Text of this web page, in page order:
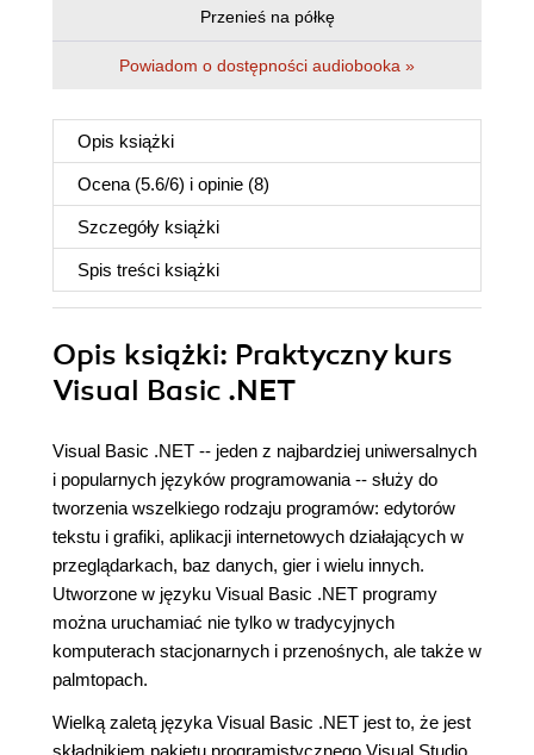
Przenieś na półkę
Powiadom o dostępności audiobooka »
Opis książki
Ocena (5.6/6) i opinie (8)
Szczegóły książki
Spis treści książki
Opis książki: Praktyczny kurs
Visual Basic .NET
Visual Basic .NET -- jeden z najbardziej uniwersalnych
i popularnych języków programowania -- służy do
tworzenia wszelkiego rodzaju programów: edytorów
tekstu i grafiki, aplikacji internetowych działających w
przeglądarkach, baz danych, gier i wielu innych.
Utworzone w języku Visual Basic .NET programy
można uruchamiać nie tylko w tradycyjnych
komputerach stacjonarnych i przenośnych, ale także w
palmtopach.
Wielką zaletą języka Visual Basic .NET jest to, że jest
składnikiem pakietu programistycznego Visual Studio